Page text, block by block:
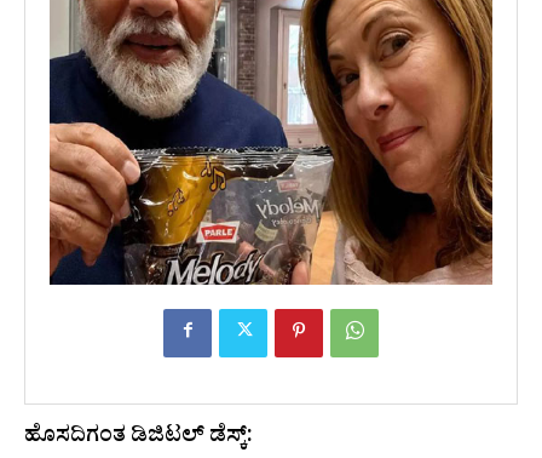
ಹೊಸದಿಗಂತ ಡಿಜಿಟಲ್ ಡೆಸ್ಕ್: